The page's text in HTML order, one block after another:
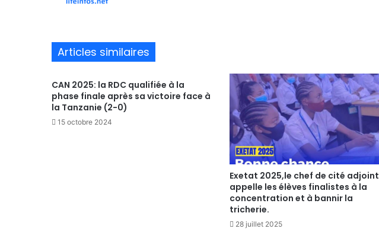
Articles similaires
CAN 2025: la RDC qualifiée à la
phase finale après sa victoire face à
la Tanzanie (2-0)
15 octobre 2024
Exetat 2025,le chef de cité adjoint
appelle les élèves finalistes à la
concentration et à bannir la
tricherie.
28 juillet 2025